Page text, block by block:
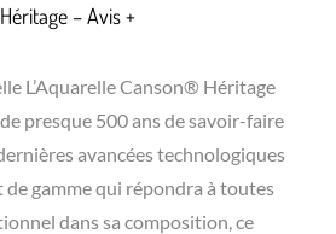
– Avis +
L’Aquarelle Canson® Héritage
presque 500 ans de savoir-faire
avancées technologiques
gamme qui répondra à toutes
dans sa composition, ce